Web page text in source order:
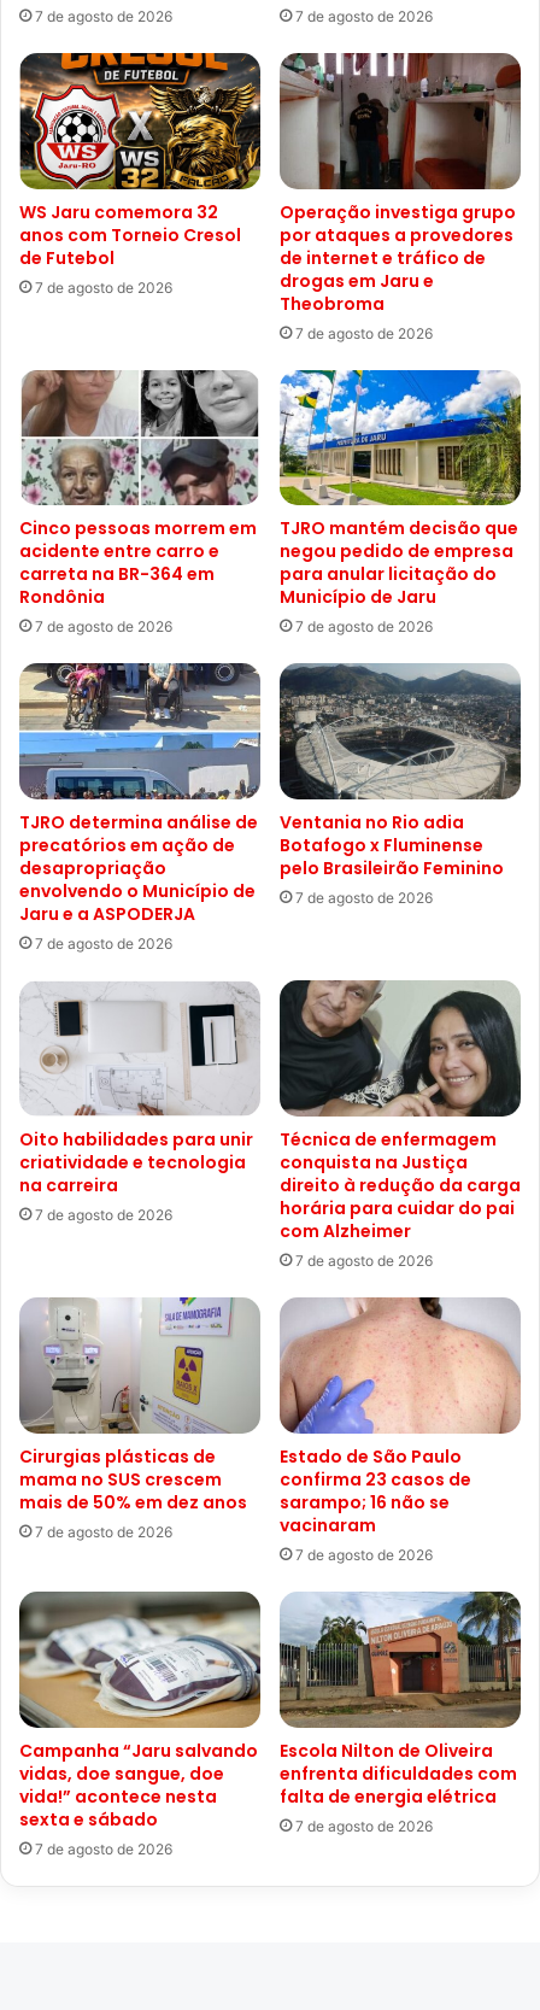
7 de agosto de 2026 7 de agosto de 2026
WS Jaru comemora 32
anos com Torneio Cresol
de Futebol
7 de agosto de 2026
Operação investiga grupo
por ataques a provedores
de internet e tráfico de
drogas em Jaru e
Theobroma
7 de agosto de 2026
Cinco pessoas morrem em
acidente entre carro e
carreta na BR-364 em
Rondônia
7 de agosto de 2026
TJRO mantém decisão que
negou pedido de empresa
para anular licitação do
Município de Jaru
7 de agosto de 2026
TJRO determina análise de
precatórios em ação de
desapropriação
envolvendo o Município de
Jaru e a ASPODERJA
7 de agosto de 2026
Ventania no Rio adia
Botafogo x Fluminense
pelo Brasileirão Feminino
7 de agosto de 2026
Oito habilidades para unir
criatividade e tecnologia
na carreira
7 de agosto de 2026
Técnica de enfermagem
conquista na Justiça
direito à redução da carga
horária para cuidar do pai
com Alzheimer
7 de agosto de 2026
Cirurgias plásticas de
mama no SUS crescem
mais de 50% em dez anos
7 de agosto de 2026
Estado de São Paulo
confirma 23 casos de
sarampo; 16 não se
vacinaram
7 de agosto de 2026
Campanha “Jaru salvando
vidas, doe sangue, doe
vida!” acontece nesta
sexta e sábado
7 de agosto de 2026
Escola Nilton de Oliveira
enfrenta dificuldades com
falta de energia elétrica
7 de agosto de 2026